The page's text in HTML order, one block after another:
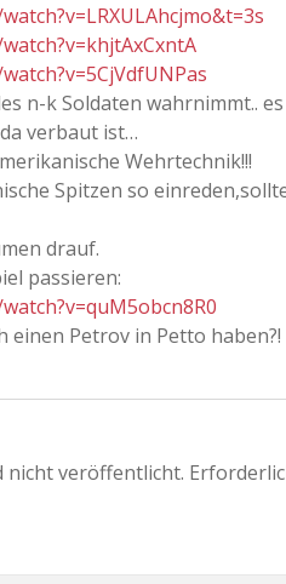
n-k Soldaten wahrnimmt..
verbaut ist…
Wehrtechnik!!!
Spitzen so
drauf.
passieren:
einen Petrov in Petto haben?!
nicht veröffentlicht.